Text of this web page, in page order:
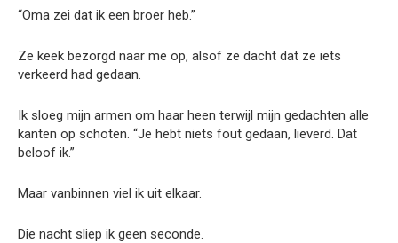
“Oma zei dat ik een broer heb.”
Ze keek bezorgd naar me op, alsof ze dacht dat ze iets
verkeerd had gedaan.
Ik sloeg mijn armen om haar heen terwijl mijn gedachten alle
kanten op schoten. “Je hebt niets fout gedaan, lieverd. Dat
beloof ik.”
Maar vanbinnen viel ik uit elkaar.
Die nacht sliep ik geen seconde.